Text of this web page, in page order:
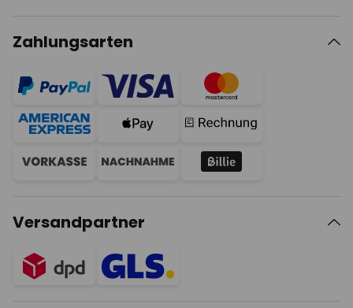
Zahlungsarten
Versandpartner